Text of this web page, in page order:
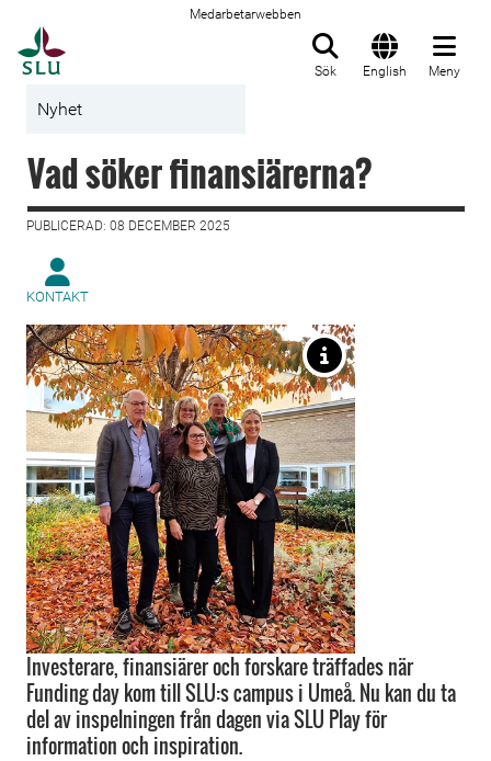
Medarbetarwebben
Sök English Meny
Nyhet
Vad söker finansiärerna?
PUBLICERAD: 08 DECEMBER 2025
KONTAKT
Investerare, finansiärer och forskare träffades när
Funding day kom till SLU:s campus i Umeå. Nu kan du ta
del av inspelningen från dagen via SLU Play för
information och inspiration.